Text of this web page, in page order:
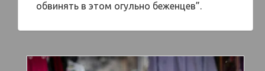
обвинять в этом огульно беженцев”.